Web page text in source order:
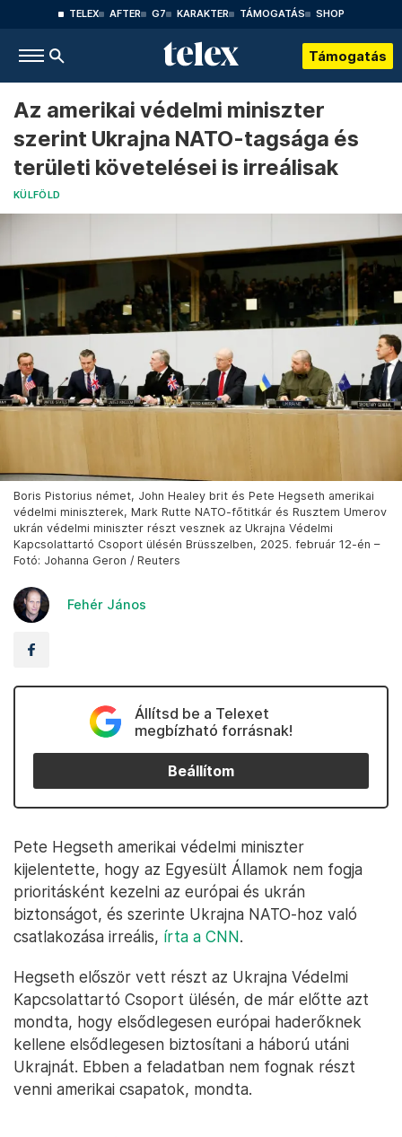
TELEX AFTER G7 KARAKTER TÁMOGATÁS SHOP
Támogatás
Az amerikai védelmi miniszter
szerint Ukrajna NATO-tagsága és
területi követelései is irreálisak
KÜLFÖLD
Boris Pistorius német, John Healey brit és Pete Hegseth amerikai
védelmi miniszterek, Mark Rutte NATO-főtitkár és Rusztem Umerov
ukrán védelmi miniszter részt vesznek az Ukrajna Védelmi
Kapcsolattartó Csoport ülésén Brüsszelben, 2025. február 12-én –
Fotó: Johanna Geron / Reuters
Fehér János
Állítsd be a Telexet
megbízható forrásnak!
Beállítom
Pete Hegseth amerikai védelmi miniszter
kijelentette, hogy az Egyesült Államok nem fogja
prioritásként kezelni az európai és ukrán
biztonságot, és szerinte Ukrajna NATO-hoz való
csatlakozása irreális, írta a CNN.
Hegseth először vett részt az Ukrajna Védelmi
Kapcsolattartó Csoport ülésén, de már előtte azt
mondta, hogy elsődlegesen európai haderőknek
kellene elsődlegesen biztosítani a háború utáni
Ukrajnát. Ebben a feladatban nem fognak részt
venni amerikai csapatok, mondta.